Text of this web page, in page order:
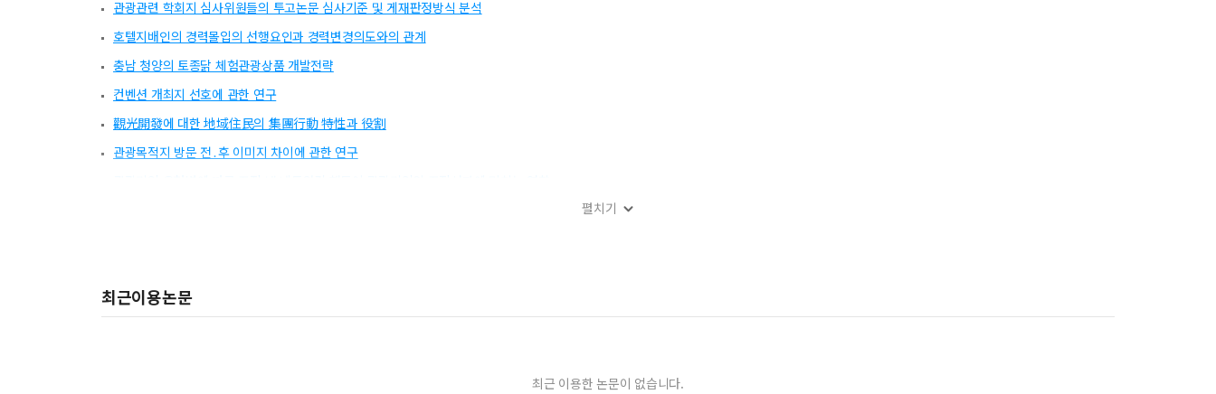
관광관련 학회지 심사위원들의 투고논문 심사기준 및 게재판정방식 분석
호텔지배인의 경력몰입의 선행요인과 경력변경의도와의 관계
충남 청양의 토종닭 체험관광상품 개발전략
컨벤션 개최지 선호에 관한 연구
觀光開發에 대한 地域住民의 集團行動 特性과 役割
관광목적지 방문 전․후 이미지 차이에 관한 연구
여가제약과 여가동기의 구조적 관계
펼치기
최근이용논문
최근 이용한 논문이 없습니다.